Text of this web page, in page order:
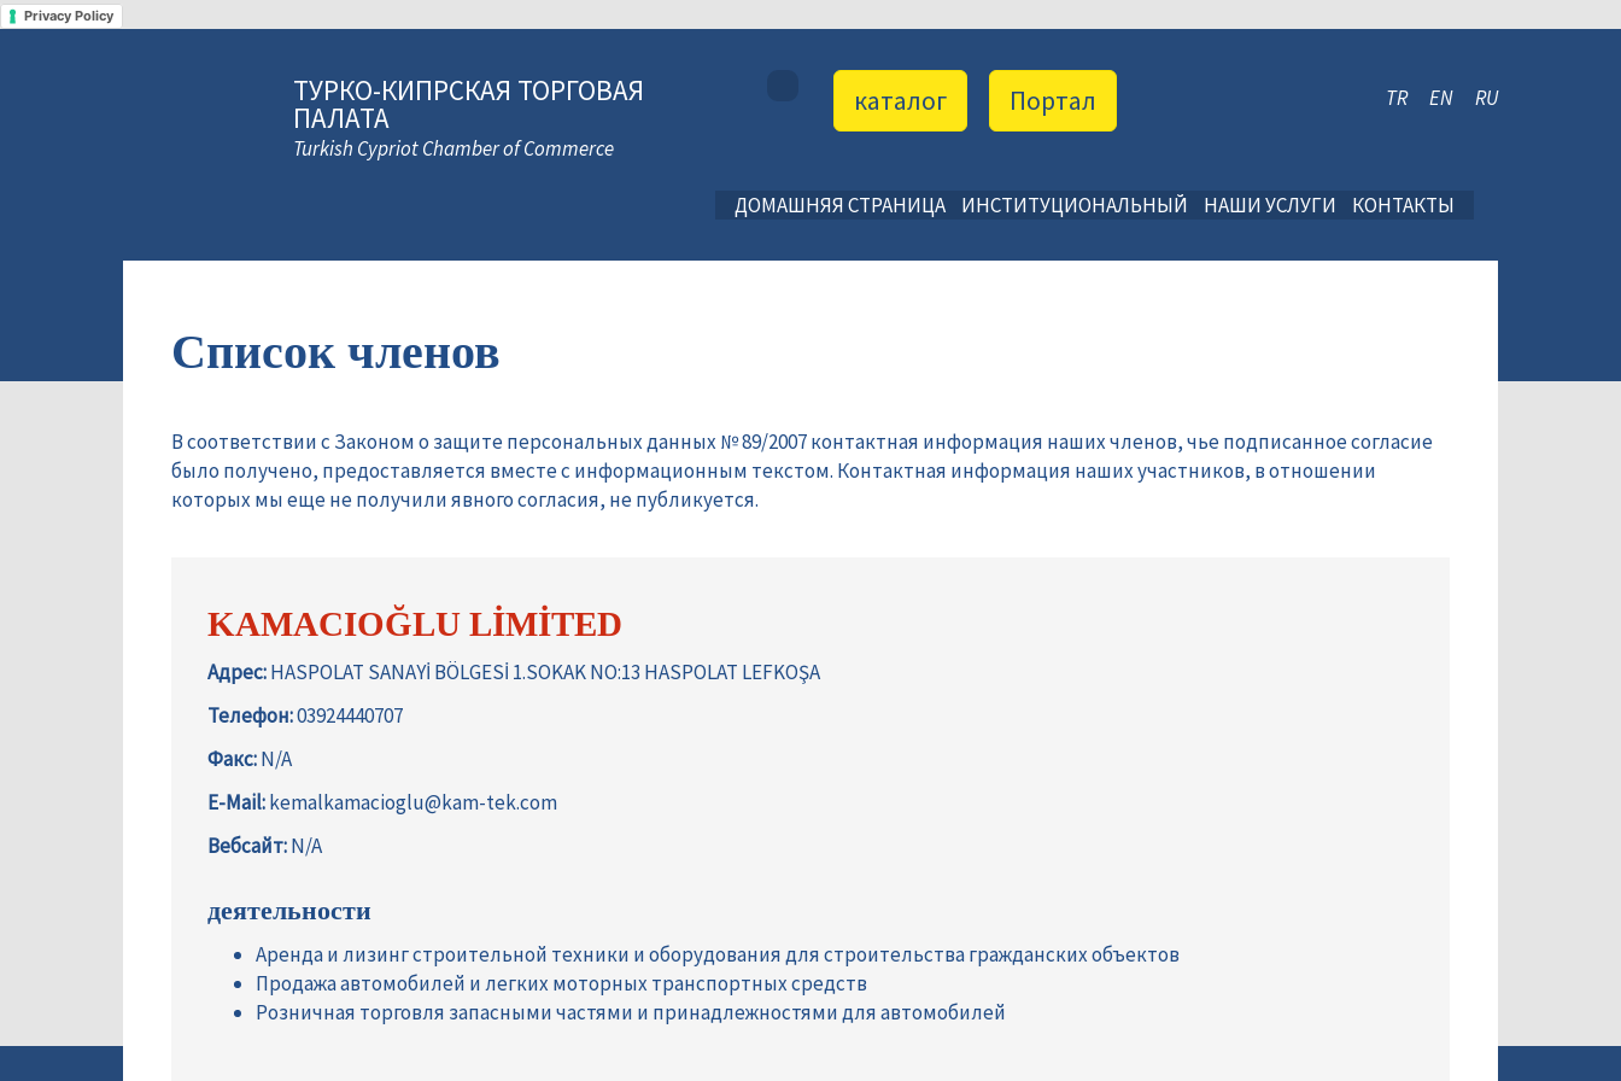
Privacy Policy
ТУРКО-КИПРСКАЯ ТОРГОВАЯ
ПАЛАТА
Turkish Cypriot Chamber of Commerce
TR EN RU
Портал
каталог
ДОМАШНЯЯ СТРАНИЦА ИНСТИТУЦИОНАЛЬНЫЙ НАШИ УСЛУГИ КОНТАКТЫ
Список членов
В соответствии с Законом о защите персональных данных № 89/2007 контактная информация наших членов, чье подписанное согласие
было получено, предоставляется вместе с информационным текстом. Контактная информация наших участников, в отношении
которых мы еще не получили явного согласия, не публикуется.
KAMACIOĞLU LİMİTED
Адрес:HASPOLAT SANAYİ BÖLGESİ 1.SOKAK NO:13 HASPOLAT LEFKOŞA
Телефон:03924440707
Факс:N/A
E-Mail:kemalkamacioglu@kam-tek.com
Вебсайт:N/A
деятельности
Аренда и лизинг строительной техники и оборудования для строительства гражданских объектов
Продажа автомобилей и легких моторных транспортных средств
Розничная торговля запасными частями и принадлежностями для автомобилей